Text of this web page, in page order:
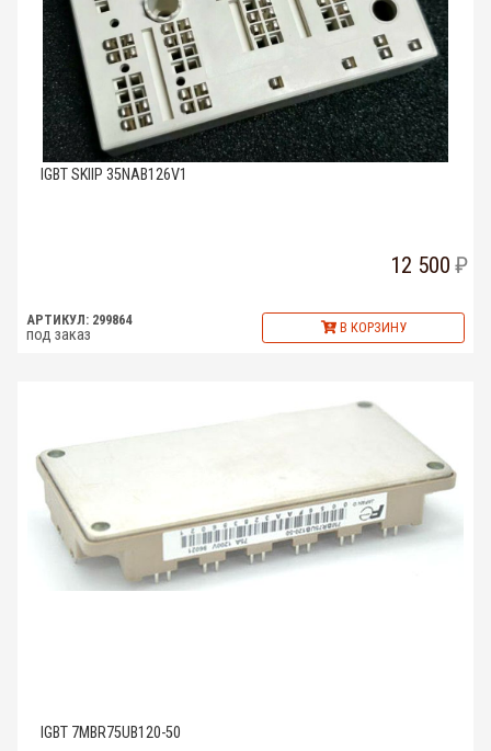
IGBT SKIIP 35NAB126V1
12 500
АРТИКУЛ: 299864
под заказ В КОРЗИНУ
IGBT 7MBR75UB120-50